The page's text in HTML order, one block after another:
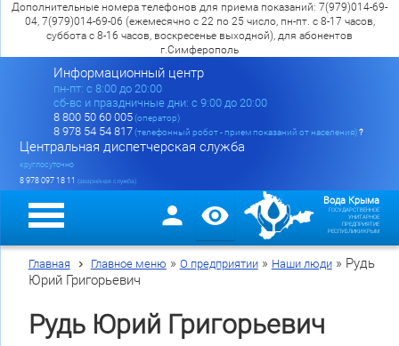
Дополнительные номера телефонов для приема показаний: 7(979)014-69-
04, 7(979)014-69-06 (ежемесячно с 22 по 25 число, пн-пт. с 8-17 часов,
суббота с 8-16 часов, воскресенье выходной), для абонентов
г.Симферополь
Информационный центр
пн-пт: c 8:00 до 20:00
сб-вс и праздничные дни: с 9:00 до 20:00
8 800 50 60 005(оператор)
8 978 54 54 817(телефонный робот - прием показаний от населения)?
Центральная диспетчерская служба
круглосуточно
8 978 097 18 11 (аварийная служба)
Вода Крыма
ГОСУДАРСТВЕННОЕ
УНИТАРНОЕ
ПРЕДПРИЯТИЕ
РЕСПУБЛИКИ КРЫМ
Главная Главное меню » О предприятии» Наши люди» Рудь
Юрий Григорьевич
Рудь Юрий Григорьевич